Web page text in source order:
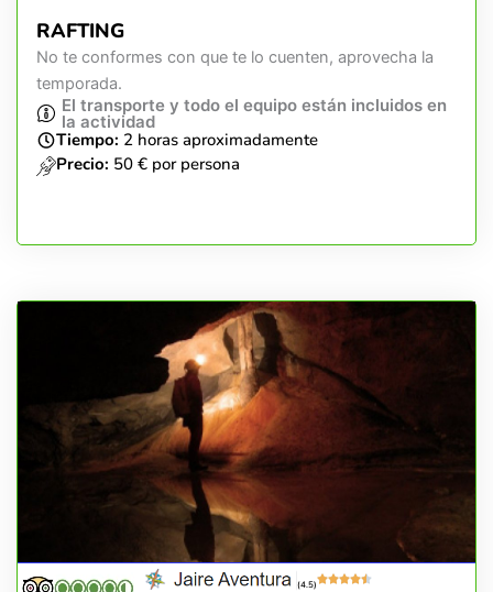
RAFTING
No te conformes con que te lo cuenten, aprovecha la
temporada.
El transporte y todo el equipo están incluidos en
la actividad
Tiempo: 2 horas aproximadamente
Precio: 50 € por persona
(4.5)